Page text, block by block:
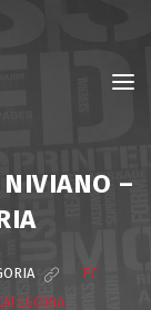
NIVIANO –
FC